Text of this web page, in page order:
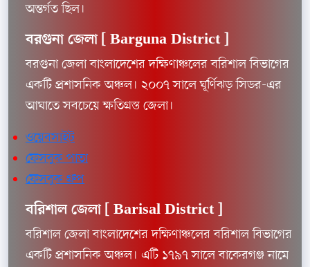
অন্তর্গত ছিল।
বরগুনা জেলা [ Barguna District ]
বরগুনা জেলা বাংলাদেশের দক্ষিণাঞ্চলের বরিশাল বিভাগের
একটি প্রশাসনিক অঞ্চল। ২০০৭ সালে ঘূর্ণিঝড় সিডর-এর
আঘাতে সবচেয়ে ক্ষতিগ্রস্ত জেলা।
ওয়েবসাইট
ফেসবুক পাতা
ফেসবুক গ্রুপ
বরিশাল জেলা [ Barisal District ]
বরিশাল জেলা বাংলাদেশের দক্ষিণাঞ্চলের বরিশাল বিভাগের
একটি প্রশাসনিক অঞ্চল। এটি ১৭৯৭ সালে বাকেরগঞ্জ নামে